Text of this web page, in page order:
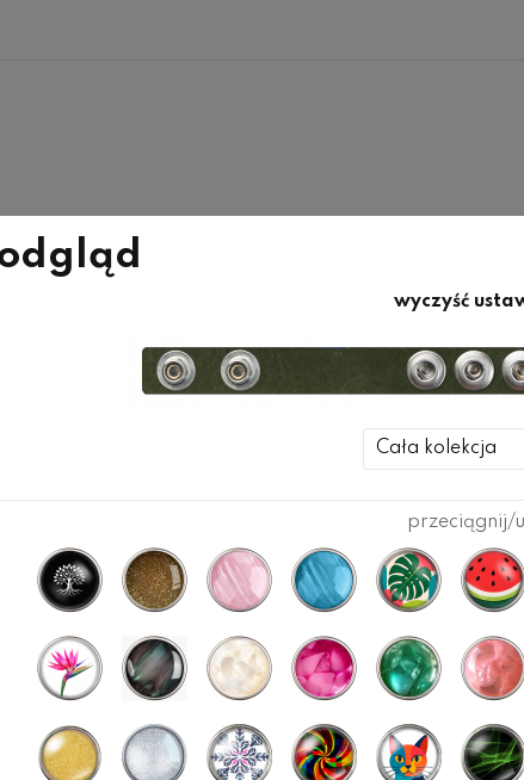
wyczyść
przeciągnij/
dobierz 3 kliki w konfiguratorze lub w zakładce
kategorii